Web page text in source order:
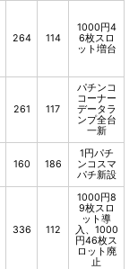
264 114
1000円4
6枚スロ
ット増台
261 117
パチンコ
コーナー
データラ
ンプ全台
一新
160 186
1円パチ
ンコスマ
パチ新設
336 112
1000円8
9枚スロ
ット導
入、1000
円46枚ス
ロット廃
止